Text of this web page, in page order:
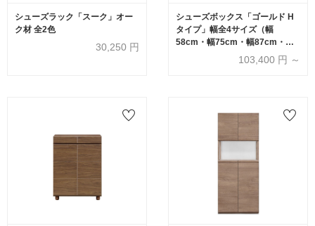
シューズラック「スーク」オー
ク材 全2色
30,250 円
シューズボックス「ゴールド H
タイプ」幅全4サイズ（幅
58cm・幅75cm・幅87cm・幅
104cm） 高さ182cm 全2色
103,400 円 ～